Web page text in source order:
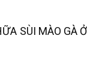
SÙI MÀO GÀ